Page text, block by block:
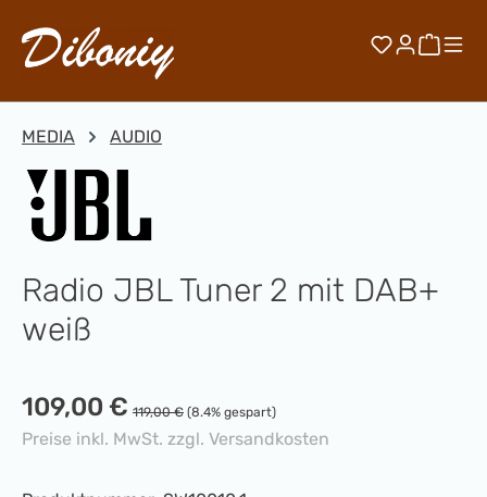
Zum Hauptinhalt springen
Du hast 0
MEDIA AUDIO
Radio JBL Tuner 2 mit DAB+
weiß
Verkaufspreis:
109,00 € Regulärer Preis:
119,00 € (8.4% gespart)
Preise inkl. MwSt. zzgl. Versandkosten